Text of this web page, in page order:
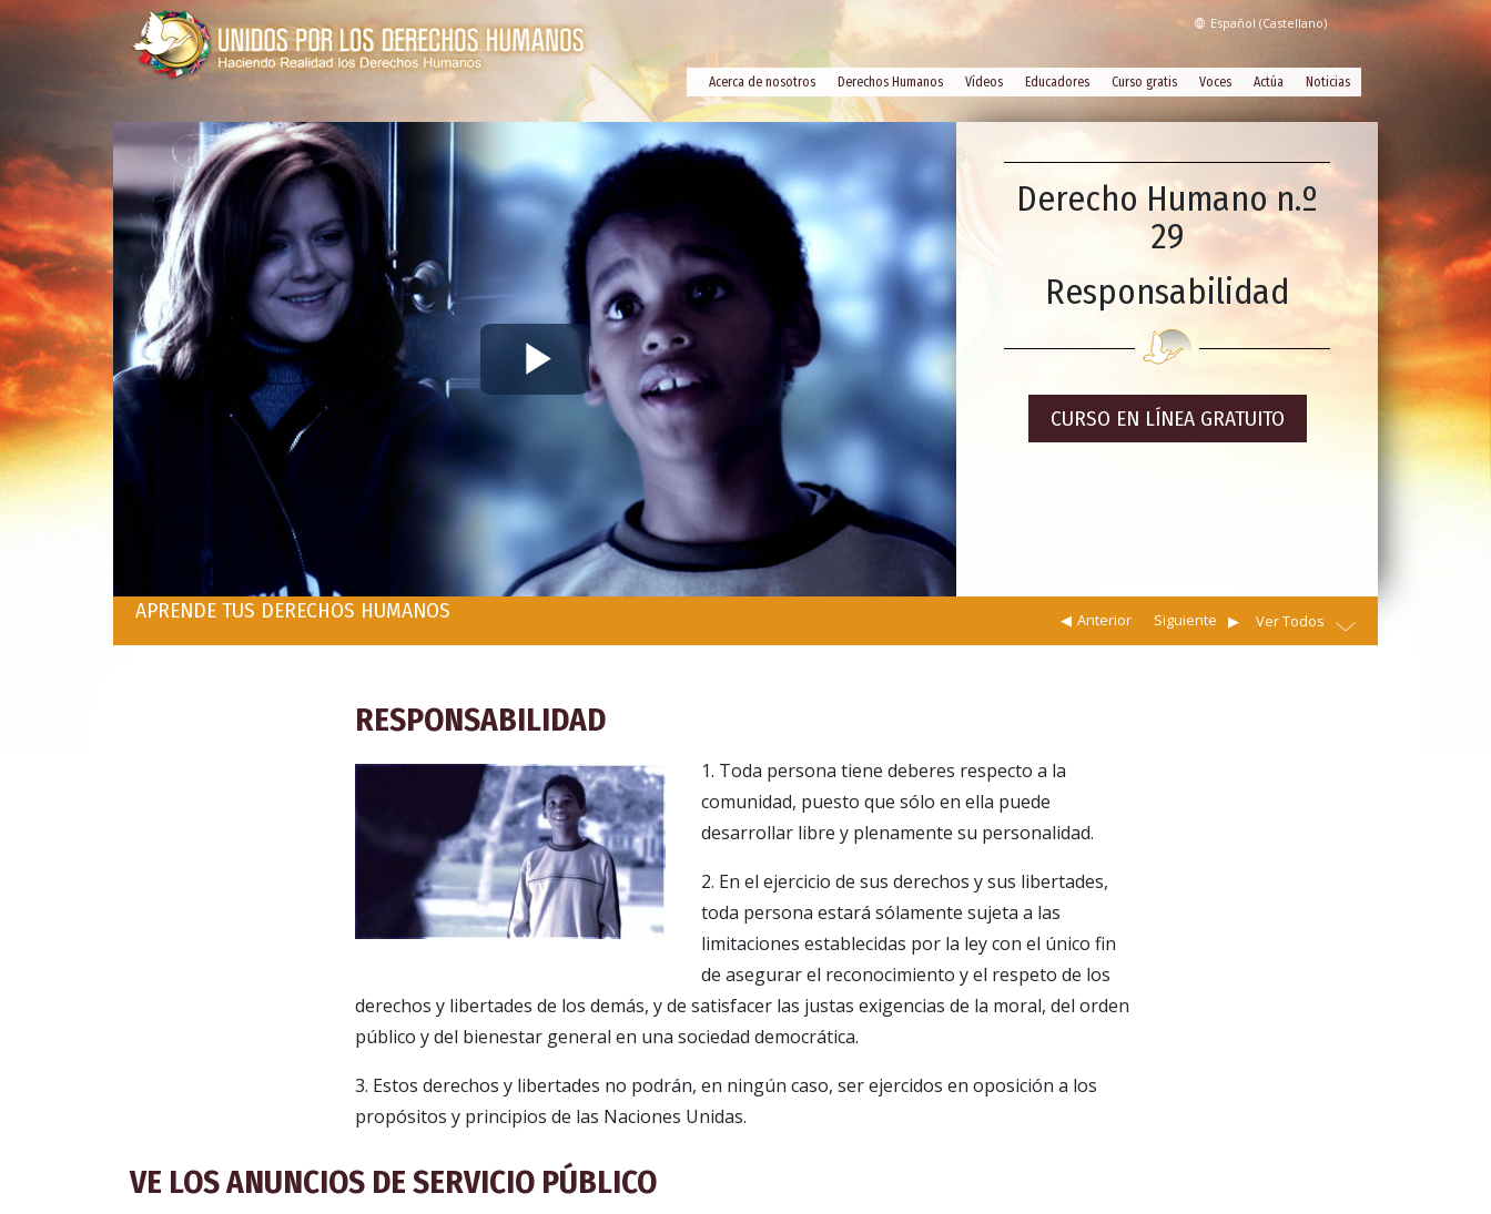
Español (Castellano)
Acerca de nosotros Derechos Humanos Vídeos Educadores Curso gratis Voces Actúa Noticias
Play
Video
Derecho Humano n.º
29
Responsabilidad
CURSO EN LÍNEA GRATUITO
APRENDE TUS DERECHOS HUMANOS Siguiente
Anterior Ver Todos
RESPONSABILIDAD
1. Toda persona tiene deberes respecto a la
comunidad, puesto que sólo en ella puede
desarrollar libre y plenamente su personalidad.
2. En el ejercicio de sus derechos y sus libertades,
toda persona estará sólamente sujeta a las
limitaciones establecidas por la ley con el único fin
de asegurar el reconocimiento y el respeto de los
derechos y libertades de los demás, y de satisfacer las justas exigencias de la moral, del orden
público y del bienestar general en una sociedad democrática.
3. Estos derechos y libertades no podrán, en ningún caso, ser ejercidos en oposición a los
propósitos y principios de las Naciones Unidas.
VE LOS ANUNCIOS DE SERVICIO PÚBLICO